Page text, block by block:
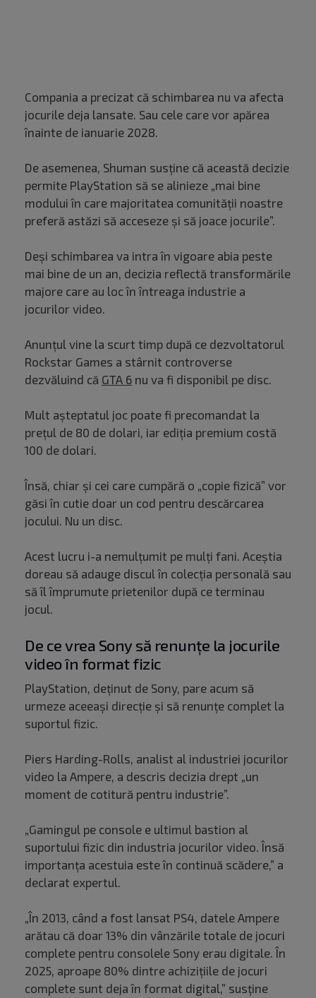
Compania a precizat că schimbarea nu va afecta
jocurile deja lansate. Sau cele care vor apărea
înainte de ianuarie 2028.
De asemenea, Shuman susține că această decizie
permite PlayStation să se alinieze „mai bine
modului în care majoritatea comunității noastre
preferă astăzi să acceseze și să joace jocurile”.
Deși schimbarea va intra în vigoare abia peste
mai bine de un an, decizia reflectă transformările
majore care au loc în întreaga industrie a
jocurilor video.
Anunțul vine la scurt timp după ce dezvoltatorul
Rockstar Games a stârnit controverse
dezvăluind că GTA 6 nu va fi disponibil pe disc.
Mult așteptatul joc poate fi precomandat la
prețul de 80 de dolari, iar ediția premium costă
100 de dolari.
Însă, chiar și cei care cumpără o „copie fizică” vor
găsi în cutie doar un cod pentru descărcarea
jocului. Nu un disc.
Acest lucru i-a nemulțumit pe mulți fani. Aceștia
doreau să adauge discul în colecția personală sau
să îl împrumute prietenilor după ce terminau
jocul.
De ce vrea Sony să renunțe la jocurile
video în format fizic
PlayStation, deținut de Sony, pare acum să
urmeze aceeași direcție și să renunțe complet la
suportul fizic.
Piers Harding-Rolls, analist al industriei jocurilor
video la Ampere, a descris decizia drept „un
moment de cotitură pentru industrie”.
„Gamingul pe console e ultimul bastion al
suportului fizic din industria jocurilor video. Însă
importanța acestuia este în continuă scădere,” a
declarat expertul.
„În 2013, când a fost lansat PS4, datele Ampere
arătau că doar 13% din vânzările totale de jocuri
complete pentru consolele Sony erau digitale. În
2025, aproape 80% dintre achizițiile de jocuri
complete sunt deja în format digital,” susține